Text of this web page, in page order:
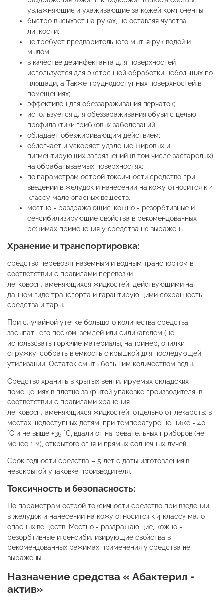
увлажняющие и ухаживающие за кожей компоненты;
быстро высыхает на руках, не оставляя чувства
липкости;
не требует предварительного мытья рук водой и
мылом;
в качестве дезинфектанта для поверхностей
используется для экстренной обработки небольших по
площади, а Также труднодоступных поверхностей в
помещениях;
эффективен для обеззараживания перчаток;
используется для обеззараживания обуви с целью
профилактики грибковых заболеваний;
обладает обезжиривающим действием;
облегчает и ускоряет удаление жировых и
пигментирующих загрязнений (в том числе застарелых)
на обрабатываемых поверхностях;
по параметрам острой токсичности средство при
введении в желудок и нанесении на кожу относится к 4
классу мало опасных веществ.
местно - раздражающие, кожно - резорбтивные и
сенсибилизирующие свойства в рекомендованных
режимах применения у средства не выражены.
Хранение и транспортировка:
средство перевозят наземным и водным транспортом в
соответствии с правилами перевозки
легковоспламеняющихся жидкостей, действующими на
данном виде транспорта и гарантирующими сохранность
средства и тары.
При случайной утечке большого количества средства
засыпать его песком, землей или силикагелем (не
использовать горючие материалы, например, опилки,
стружку) собрать в емкость с крышкой для последующей
утилизации. Остаток смыть большим количеством воды.
Средство хранить в крытых вентилируемых складских
помещениях в плотно закрытой упаковке производителя, в
соответствии с правилами хранения
легковоспламеняющихся жидкостей, отдельно от лекарств; в
местах, недоступных детям, при температуре не ниже - 40
°С и не выше +35 °С, вдали от нагревательных приборов (не
менее 1 м), открытого огня и прямых солнечных лучей.
Срок годности средства – 5 лет с даты изготовления в
невскрытой упаковке производителя.
Токсичность и безопасность:
По параметрам острой токсичности средство при введении
в желудок и нанесении на кожу относится к 4 классу мало
опасных веществ. Местно - раздражающие, кожно -
резорбтивные и сенсибилизирующие свойства в
рекомендованных режимах применения у средства не
выражены.
Назначение средства « Абактерил -
актив»